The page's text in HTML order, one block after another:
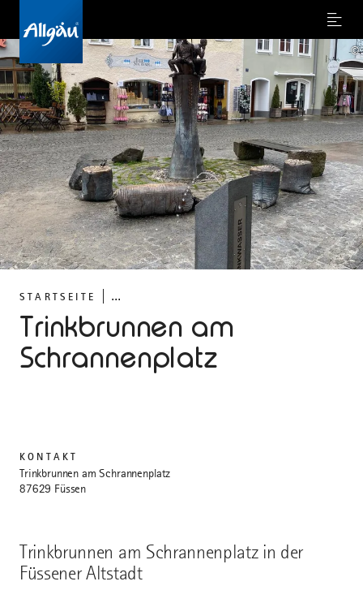
Menu
STARTSEITE ...
Trinkbrunnen am
Schrannenplatz
©
Trinkbrunnen am Schrannenplatz in der
Füssener Altstadt
KONTAKT
Trinkbrunnen am Schrannenplatz
87629 Füssen